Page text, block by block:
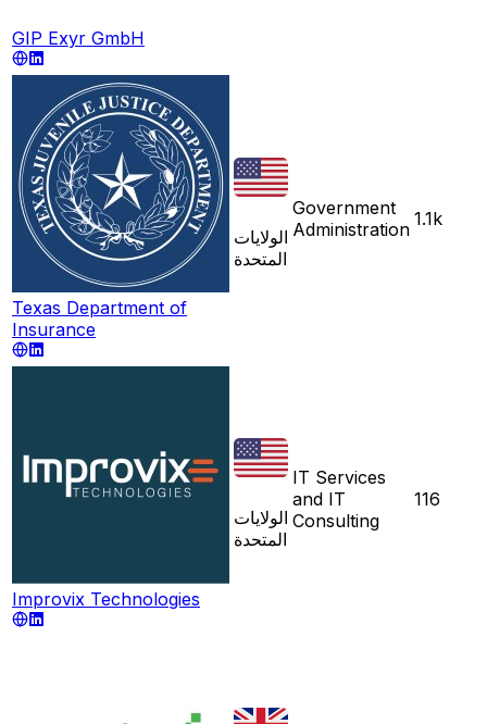
GIP Exyr GmbH
Texas Department of
Insurance
الولايات
المتحدة
Government
Administration 1.1k
Improvix Technologies
الولايات
المتحدة
IT Services
and IT
Consulting
116